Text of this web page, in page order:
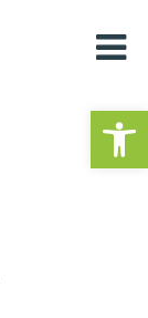
Barra de